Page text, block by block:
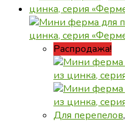
Распродажа!
Для перепелов,